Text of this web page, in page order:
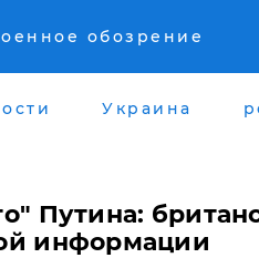
обозрение
Украина
Путина:
информации